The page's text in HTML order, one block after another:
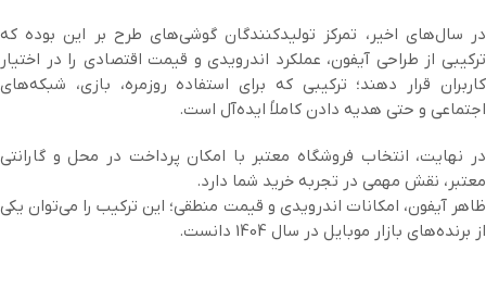
در سال‌های اخیر، تمرکز تولیدکنندگان گوشی‌های طرح بر این بوده که
ترکیبی از طراحی آیفون، عملکرد اندرویدی و قیمت اقتصادی را در اختیار
کاربران قرار دهند؛ ترکیبی که برای استفاده روزمره، بازی، شبکه‌های
اجتماعی و حتی هدیه دادن کاملاً ایده‌آل است.
در نهایت، انتخاب فروشگاه معتبر با امکان پرداخت در محل و گارانتی
معتبر، نقش مهمی در تجربه خرید شما دارد.
ظاهر آیفون، امکانات اندرویدی و قیمت منطقی؛ این ترکیب را می‌توان یکی
از برنده‌های بازار موبایل در سال 1404 دانست.